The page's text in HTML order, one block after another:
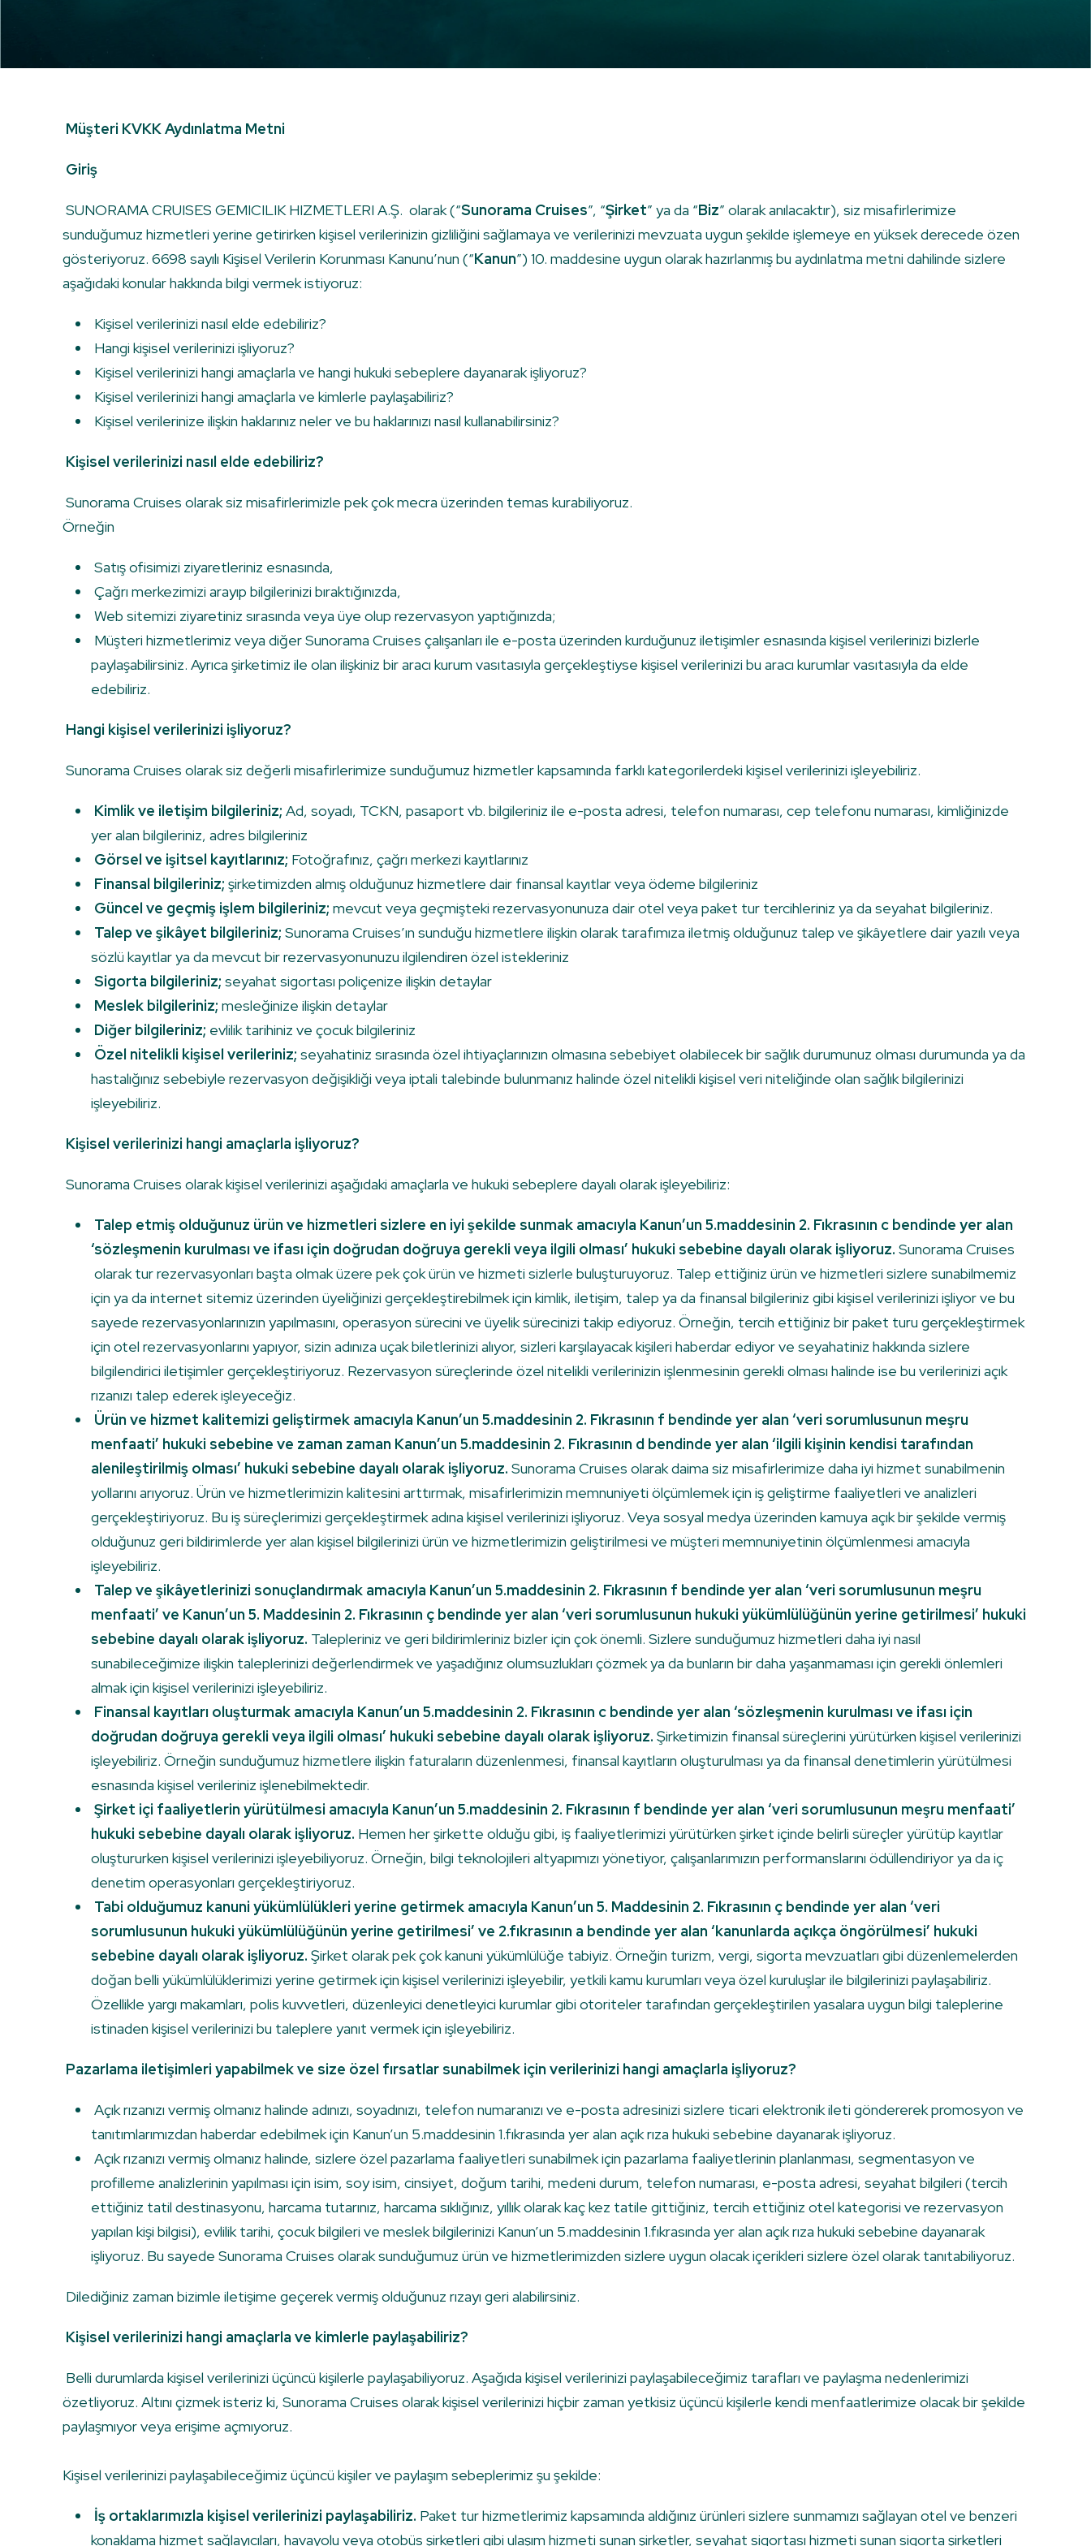
Müşteri KVKK Aydınlatma Metni
Giriş
SUNORAMA CRUISES GEMICILIK HIZMETLERI A.Ş. olarak (“Sunorama Cruises”, “Şirket” ya da “Biz” olarak anılacaktır), siz misafirlerimize
sunduğumuz hizmetleri yerine getirirken kişisel verilerinizin gizliliğini sağlamaya ve verilerinizi mevzuata uygun şekilde işlemeye en yüksek derecede özen
gösteriyoruz. 6698 sayılı Kişisel Verilerin Korunması Kanunu’nun (“Kanun”) 10. maddesine uygun olarak hazırlanmış bu aydınlatma metni dahilinde sizlere
aşağıdaki konular hakkında bilgi vermek istiyoruz:
Kişisel verilerinizi nasıl elde edebiliriz?
Hangi kişisel verilerinizi işliyoruz?
Kişisel verilerinizi hangi amaçlarla ve hangi hukuki sebeplere dayanarak işliyoruz?
Kişisel verilerinizi hangi amaçlarla ve kimlerle paylaşabiliriz?
Kişisel verilerinize ilişkin haklarınız neler ve bu haklarınızı nasıl kullanabilirsiniz?
Kişisel verilerinizi nasıl elde edebiliriz?
Sunorama Cruises olarak siz misafirlerimizle pek çok mecra üzerinden temas kurabiliyoruz.
Örneğin
Satış ofisimizi ziyaretleriniz esnasında,
Çağrı merkezimizi arayıp bilgilerinizi bıraktığınızda,
Web sitemizi ziyaretiniz sırasında veya üye olup rezervasyon yaptığınızda;
Müşteri hizmetlerimiz veya diğer Sunorama Cruises çalışanları ile e-posta üzerinden kurduğunuz iletişimler esnasında kişisel verilerinizi bizlerle
paylaşabilirsiniz. Ayrıca şirketimiz ile olan ilişkiniz bir aracı kurum vasıtasıyla gerçekleştiyse kişisel verilerinizi bu aracı kurumlar vasıtasıyla da elde
edebiliriz.
Hangi kişisel verilerinizi işliyoruz?
Sunorama Cruises olarak siz değerli misafirlerimize sunduğumuz hizmetler kapsamında farklı kategorilerdeki kişisel verilerinizi işleyebiliriz.
Kimlik ve iletişim bilgileriniz; Ad, soyadı, TCKN, pasaport vb. bilgileriniz ile e-posta adresi, telefon numarası, cep telefonu numarası, kimliğinizde
yer alan bilgileriniz, adres bilgileriniz
Görsel ve işitsel kayıtlarınız; Fotoğrafınız, çağrı merkezi kayıtlarınız
Finansal bilgileriniz; şirketimizden almış olduğunuz hizmetlere dair finansal kayıtlar veya ödeme bilgileriniz
Güncel ve geçmiş işlem bilgileriniz; mevcut veya geçmişteki rezervasyonunuza dair otel veya paket tur tercihleriniz ya da seyahat bilgileriniz.
Talep ve şikâyet bilgileriniz; Sunorama Cruises’ın sunduğu hizmetlere ilişkin olarak tarafımıza iletmiş olduğunuz talep ve şikâyetlere dair yazılı veya
sözlü kayıtlar ya da mevcut bir rezervasyonunuzu ilgilendiren özel istekleriniz
Sigorta bilgileriniz; seyahat sigortası poliçenize ilişkin detaylar
Meslek bilgileriniz; mesleğinize ilişkin detaylar
Diğer bilgileriniz; evlilik tarihiniz ve çocuk bilgileriniz
Özel nitelikli kişisel verileriniz; seyahatiniz sırasında özel ihtiyaçlarınızın olmasına sebebiyet olabilecek bir sağlık durumunuz olması durumunda ya da
hastalığınız sebebiyle rezervasyon değişikliği veya iptali talebinde bulunmanız halinde özel nitelikli kişisel veri niteliğinde olan sağlık bilgilerinizi
işleyebiliriz.
Kişisel verilerinizi hangi amaçlarla işliyoruz?
Sunorama Cruises olarak kişisel verilerinizi aşağıdaki amaçlarla ve hukuki sebeplere dayalı olarak işleyebiliriz:
Talep etmiş olduğunuz ürün ve hizmetleri sizlere en iyi şekilde sunmak amacıyla Kanun’un 5.maddesinin 2. Fıkrasının c bendinde yer alan
‘sözleşmenin kurulması ve ifası için doğrudan doğruya gerekli veya ilgili olması’ hukuki sebebine dayalı olarak işliyoruz. Sunorama Cruises
olarak tur rezervasyonları başta olmak üzere pek çok ürün ve hizmeti sizlerle buluşturuyoruz. Talep ettiğiniz ürün ve hizmetleri sizlere sunabilmemiz
için ya da internet sitemiz üzerinden üyeliğinizi gerçekleştirebilmek için kimlik, iletişim, talep ya da finansal bilgileriniz gibi kişisel verilerinizi işliyor ve bu
sayede rezervasyonlarınızın yapılmasını, operasyon sürecini ve üyelik sürecinizi takip ediyoruz. Örneğin, tercih ettiğiniz bir paket turu gerçekleştirmek
için otel rezervasyonlarını yapıyor, sizin adınıza uçak biletlerinizi alıyor, sizleri karşılayacak kişileri haberdar ediyor ve seyahatiniz hakkında sizlere
bilgilendirici iletişimler gerçekleştiriyoruz. Rezervasyon süreçlerinde özel nitelikli verilerinizin işlenmesinin gerekli olması halinde ise bu verilerinizi açık
rızanızı talep ederek işleyeceğiz.
Ürün ve hizmet kalitemizi geliştirmek amacıyla Kanun’un 5.maddesinin 2. Fıkrasının f bendinde yer alan ‘veri sorumlusunun meşru
menfaati’ hukuki sebebine ve zaman zaman Kanun’un 5.maddesinin 2. Fıkrasının d bendinde yer alan ‘ilgili kişinin kendisi tarafından
alenileştirilmiş olması’ hukuki sebebine dayalı olarak işliyoruz. Sunorama Cruises olarak daima siz misafirlerimize daha iyi hizmet sunabilmenin
yollarını arıyoruz. Ürün ve hizmetlerimizin kalitesini arttırmak, misafirlerimizin memnuniyeti ölçümlemek için iş geliştirme faaliyetleri ve analizleri
gerçekleştiriyoruz. Bu iş süreçlerimizi gerçekleştirmek adına kişisel verilerinizi işliyoruz. Veya sosyal medya üzerinden kamuya açık bir şekilde vermiş
olduğunuz geri bildirimlerde yer alan kişisel bilgilerinizi ürün ve hizmetlerimizin geliştirilmesi ve müşteri memnuniyetinin ölçümlenmesi amacıyla
işleyebiliriz.
Talep ve şikâyetlerinizi sonuçlandırmak amacıyla Kanun’un 5.maddesinin 2. Fıkrasının f bendinde yer alan ‘veri sorumlusunun meşru
menfaati’ ve Kanun’un 5. Maddesinin 2. Fıkrasının ç bendinde yer alan ‘veri sorumlusunun hukuki yükümlülüğünün yerine getirilmesi’ hukuki
sebebine dayalı olarak işliyoruz. Talepleriniz ve geri bildirimleriniz bizler için çok önemli. Sizlere sunduğumuz hizmetleri daha iyi nasıl
sunabileceğimize ilişkin taleplerinizi değerlendirmek ve yaşadığınız olumsuzlukları çözmek ya da bunların bir daha yaşanmaması için gerekli önlemleri
almak için kişisel verilerinizi işleyebiliriz.
Finansal kayıtları oluşturmak amacıyla Kanun’un 5.maddesinin 2. Fıkrasının c bendinde yer alan ‘sözleşmenin kurulması ve ifası için
doğrudan doğruya gerekli veya ilgili olması’ hukuki sebebine dayalı olarak işliyoruz. Şirketimizin finansal süreçlerini yürütürken kişisel verilerinizi
işleyebiliriz. Örneğin sunduğumuz hizmetlere ilişkin faturaların düzenlenmesi, finansal kayıtların oluşturulması ya da finansal denetimlerin yürütülmesi
esnasında kişisel verileriniz işlenebilmektedir.
Şirket içi faaliyetlerin yürütülmesi amacıyla Kanun’un 5.maddesinin 2. Fıkrasının f bendinde yer alan ‘veri sorumlusunun meşru menfaati’
hukuki sebebine dayalı olarak işliyoruz. Hemen her şirkette olduğu gibi, iş faaliyetlerimizi yürütürken şirket içinde belirli süreçler yürütüp kayıtlar
oluştururken kişisel verilerinizi işleyebiliyoruz. Örneğin, bilgi teknolojileri altyapımızı yönetiyor, çalışanlarımızın performanslarını ödüllendiriyor ya da iç
denetim operasyonları gerçekleştiriyoruz.
Tabi olduğumuz kanuni yükümlülükleri yerine getirmek amacıyla Kanun’un 5. Maddesinin 2. Fıkrasının ç bendinde yer alan ‘veri
sorumlusunun hukuki yükümlülüğünün yerine getirilmesi’ ve 2.fıkrasının a bendinde yer alan ‘kanunlarda açıkça öngörülmesi’ hukuki
sebebine dayalı olarak işliyoruz. Şirket olarak pek çok kanuni yükümlülüğe tabiyiz. Örneğin turizm, vergi, sigorta mevzuatları gibi düzenlemelerden
doğan belli yükümlülüklerimizi yerine getirmek için kişisel verilerinizi işleyebilir, yetkili kamu kurumları veya özel kuruluşlar ile bilgilerinizi paylaşabiliriz.
Özellikle yargı makamları, polis kuvvetleri, düzenleyici denetleyici kurumlar gibi otoriteler tarafından gerçekleştirilen yasalara uygun bilgi taleplerine
istinaden kişisel verilerinizi bu taleplere yanıt vermek için işleyebiliriz.
Pazarlama iletişimleri yapabilmek ve size özel fırsatlar sunabilmek için verilerinizi hangi amaçlarla işliyoruz?
Açık rızanızı vermiş olmanız halinde adınızı, soyadınızı, telefon numaranızı ve e-posta adresinizi sizlere ticari elektronik ileti göndererek promosyon ve
tanıtımlarımızdan haberdar edebilmek için Kanun’un 5.maddesinin 1.fıkrasında yer alan açık rıza hukuki sebebine dayanarak işliyoruz.
Açık rızanızı vermiş olmanız halinde, sizlere özel pazarlama faaliyetleri sunabilmek için pazarlama faaliyetlerinin planlanması, segmentasyon ve
profilleme analizlerinin yapılması için isim, soy isim, cinsiyet, doğum tarihi, medeni durum, telefon numarası, e-posta adresi, seyahat bilgileri (tercih
ettiğiniz tatil destinasyonu, harcama tutarınız, harcama sıklığınız, yıllık olarak kaç kez tatile gittiğiniz, tercih ettiğiniz otel kategorisi ve rezervasyon
yapılan kişi bilgisi), evlilik tarihi, çocuk bilgileri ve meslek bilgilerinizi Kanun’un 5.maddesinin 1.fıkrasında yer alan açık rıza hukuki sebebine dayanarak
işliyoruz. Bu sayede Sunorama Cruises olarak sunduğumuz ürün ve hizmetlerimizden sizlere uygun olacak içerikleri sizlere özel olarak tanıtabiliyoruz.
Dilediğiniz zaman bizimle iletişime geçerek vermiş olduğunuz rızayı geri alabilirsiniz.
Kişisel verilerinizi hangi amaçlarla ve kimlerle paylaşabiliriz?
Belli durumlarda kişisel verilerinizi üçüncü kişilerle paylaşabiliyoruz. Aşağıda kişisel verilerinizi paylaşabileceğimiz tarafları ve paylaşma nedenlerimizi
özetliyoruz. Altını çizmek isteriz ki, Sunorama Cruises olarak kişisel verilerinizi hiçbir zaman yetkisiz üçüncü kişilerle kendi menfaatlerimize olacak bir şekilde
paylaşmıyor veya erişime açmıyoruz.
Kişisel verilerinizi paylaşabileceğimiz üçüncü kişiler ve paylaşım sebeplerimiz şu şekilde:
İş ortaklarımızla kişisel verilerinizi paylaşabiliriz. Paket tur hizmetlerimiz kapsamında aldığınız ürünleri sizlere sunmamızı sağlayan otel ve benzeri
konaklama hizmet sağlayıcıları, havayolu veya otobüs şirketleri gibi ulaşım hizmeti sunan şirketler, seyahat sigortası hizmeti sunan sigorta şirketleri